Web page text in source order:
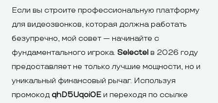
Если вы строите профессиональную платформу
для видеозвонков, которая должна работать
безупречно, мой совет — начинайте с
фундаментального игрока. Selectel в 2026 году
предоставляет не только лучшие мощности, но и
уникальный финансовый рычаг. Используя
промокод qhD5Uqoi0E и переходя по ссылке